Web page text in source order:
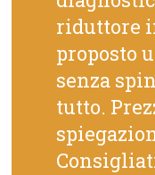
riduttore
proposto
senza
tutto.